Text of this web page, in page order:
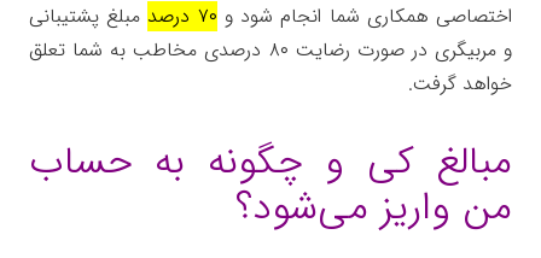
اختصاصی همکاری شما انجام شود و ۷۰ درصد
مبلغ پشتیبانی
و مربیگری در صورت رضایت ۸۰ درصدی مخاطب به شما تعلق
خواهد گرفت.
مبالغ کی و چگونه به حساب
من واریز می‌شود؟